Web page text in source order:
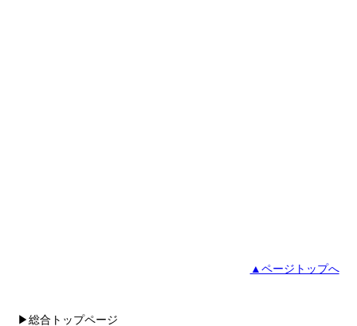
▲ページトップへ
▶総合トップページ